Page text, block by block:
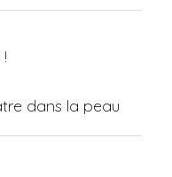
dans la peau